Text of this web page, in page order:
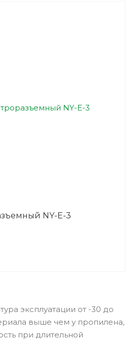
NY-E-3
эксплуатации от -30 до
выше чем у пропилена,
при длительной